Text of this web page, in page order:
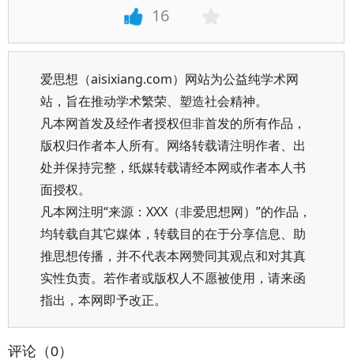
16
爱思想（aisixiang.com）网站为公益纯学术网
站，旨在推动学术繁荣、塑造社会精神。
凡本网首发及经作者授权但非首发的所有作品，
版权归作者本人所有。网络转载请注明作者、出
处并保持完整，纸媒转载请经本网或作者本人书
面授权。
凡本网注明“来源：XXX（非爱思想网）”的作品，
均转载自其它媒体，转载目的在于分享信息、助
推思想传播，并不代表本网赞同其观点和对其真
实性负责。若作者或版权人不愿被使用，请来函
指出，本网即予改正。
评论（0）